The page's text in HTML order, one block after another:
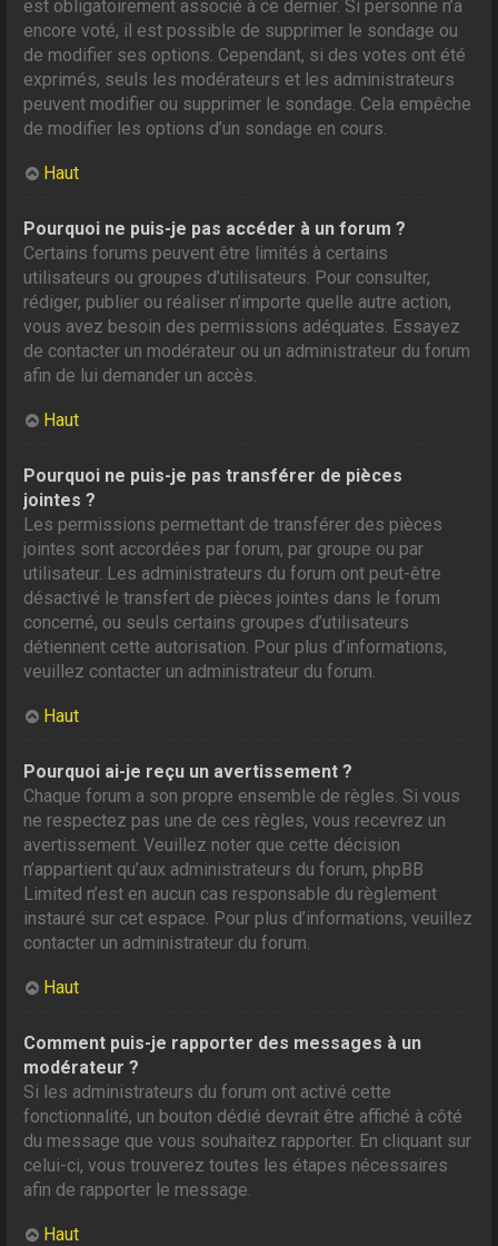
est obligatoirement associé à ce dernier. Si personne n’a
encore voté, il est possible de supprimer le sondage ou
de modifier ses options. Cependant, si des votes ont été
exprimés, seuls les modérateurs et les administrateurs
peuvent modifier ou supprimer le sondage. Cela empêche
de modifier les options d’un sondage en cours.
Haut
Pourquoi ne puis-je pas accéder à un forum ?
Certains forums peuvent être limités à certains
utilisateurs ou groupes d’utilisateurs. Pour consulter,
rédiger, publier ou réaliser n’importe quelle autre action,
vous avez besoin des permissions adéquates. Essayez
de contacter un modérateur ou un administrateur du forum
afin de lui demander un accès.
Haut
Pourquoi ne puis-je pas transférer de pièces
jointes ?
Les permissions permettant de transférer des pièces
jointes sont accordées par forum, par groupe ou par
utilisateur. Les administrateurs du forum ont peut-être
désactivé le transfert de pièces jointes dans le forum
concerné, ou seuls certains groupes d’utilisateurs
détiennent cette autorisation. Pour plus d’informations,
veuillez contacter un administrateur du forum.
Haut
Pourquoi ai-je reçu un avertissement ?
Chaque forum a son propre ensemble de règles. Si vous
ne respectez pas une de ces règles, vous recevrez un
avertissement. Veuillez noter que cette décision
n’appartient qu’aux administrateurs du forum, phpBB
Limited n’est en aucun cas responsable du règlement
instauré sur cet espace. Pour plus d’informations, veuillez
contacter un administrateur du forum.
Haut
Comment puis-je rapporter des messages à un
modérateur ?
Si les administrateurs du forum ont activé cette
fonctionnalité, un bouton dédié devrait être affiché à côté
du message que vous souhaitez rapporter. En cliquant sur
celui-ci, vous trouverez toutes les étapes nécessaires
afin de rapporter le message.
Haut